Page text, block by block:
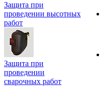
Защита при
проведении высотных
работ
Защита при
проведении
сварочных работ